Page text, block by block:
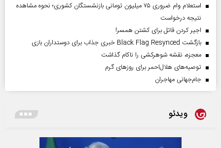
استعلام وام ضروری ۷۵ میلیون تومانی بازنشستگان کشوری؛ نحوه مشاهده
نتیجه درخواست
اجیر کردن قاتل برای کشتن همسر!
بازگشت Black Flag Resynced خبری جذاب برای دوستداران بازی
معجزه، نقشه شوهرکشی را ناکام گذاشت
توصیه‌های هلال‌احمر برای روز‌های گرم
جام‌جهانی مهاجران
ویدئو